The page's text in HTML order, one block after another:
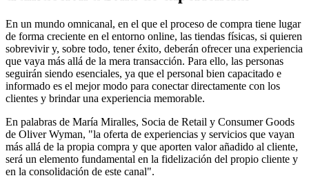
En un mundo omnicanal, en el que el proceso de compra tiene lugar
de forma creciente en el entorno online, las tiendas físicas, si quieren
sobrevivir y, sobre todo, tener éxito, deberán ofrecer una experiencia
que vaya más allá de la mera transacción. Para ello, las personas
seguirán siendo esenciales, ya que el personal bien capacitado e
informado es el mejor modo para conectar directamente con los
clientes y brindar una experiencia memorable.
En palabras de María Miralles, Socia de Retail y Consumer Goods
de Oliver Wyman, "la oferta de experiencias y servicios que vayan
más allá de la propia compra y que aporten valor añadido al cliente,
será un elemento fundamental en la fidelización del propio cliente y
en la consolidación de este canal".